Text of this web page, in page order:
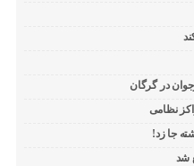
در گرگان
نظامی
جا زد!
شد